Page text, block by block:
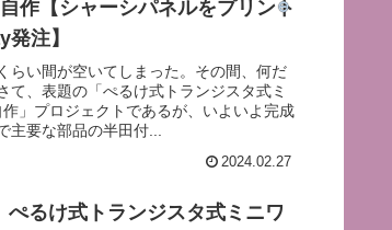
作【シャーシパネルをプリント
注】
らい間が空いてしまった。その間、何だ
て、表題の「ぺるけ式トランジスタ式ミ
」プロジェクトであるが、いよいよ完成
主要な部品の半田付...
2024.02.27
ぺるけ式トランジスタ式ミニワ